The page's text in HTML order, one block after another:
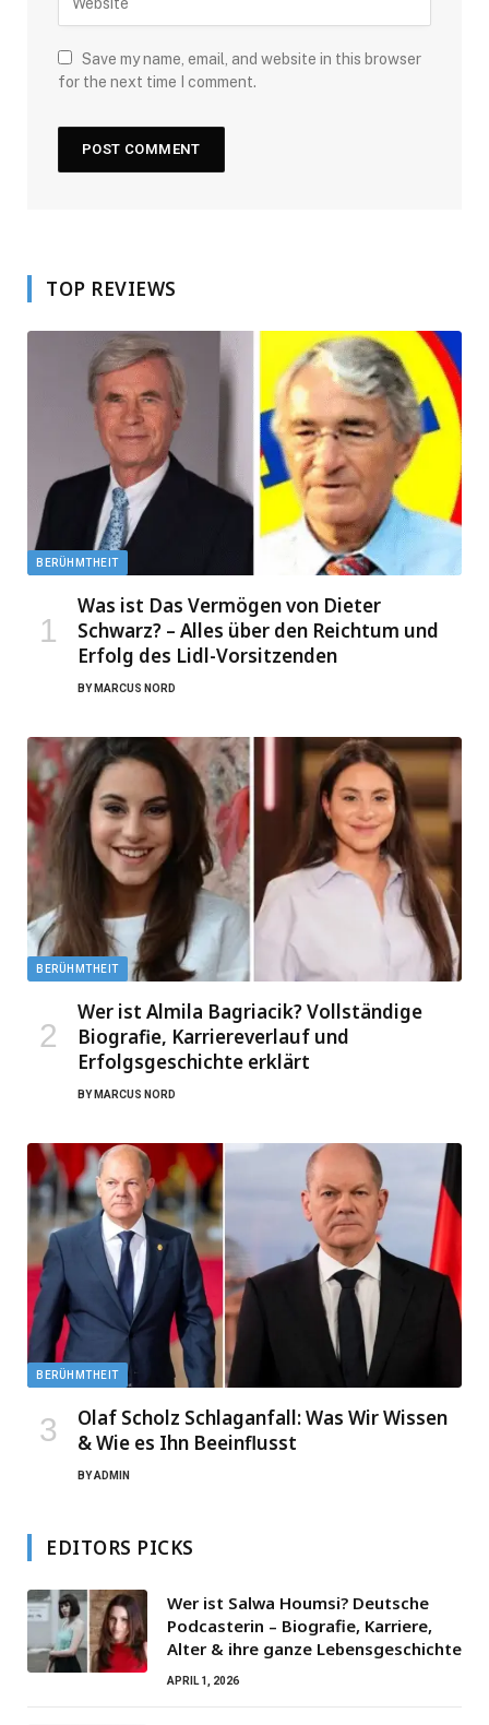
Save my name, email, and website in this browser
for the next time I comment.
TOP REVIEWS
BERÜHMTHEIT
Was ist Das Vermögen von Dieter
Schwarz? – Alles über den Reichtum und
Erfolg des Lidl-Vorsitzenden
BY MARCUS NORD
BERÜHMTHEIT
Wer ist Almila Bagriacik? Vollständige
Biografie, Karriereverlauf und
Erfolgsgeschichte erklärt
BY MARCUS NORD
BERÜHMTHEIT
Olaf Scholz Schlaganfall: Was Wir Wissen
& Wie es Ihn Beeinflusst
BYADMIN
EDITORS PICKS
Wer ist Salwa Houmsi? Deutsche
Podcasterin – Biografie, Karriere,
Alter & ihre ganze Lebensgeschichte
APRIL 1, 2026